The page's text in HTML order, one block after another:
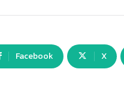
Facebook X